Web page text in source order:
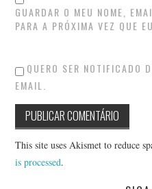
GUARDAR O MEU NOME,
PARA A PRÓXIMA VEZ QUE
QUERO SER NOTIFICADO
EMAIL.
This site uses Akismet to reduce
is processed.